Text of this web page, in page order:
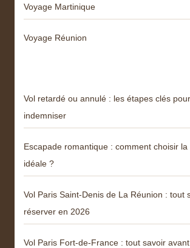
Voyage Martinique
Voyage Réunion
Vol retardé ou annulé : les étapes clés
indemniser
Escapade romantique : comment choisir la
idéale ?
Vol Paris Saint-Denis de La Réunion : tout
réserver en 2026
Vol Paris Fort-de-France : tout savoir